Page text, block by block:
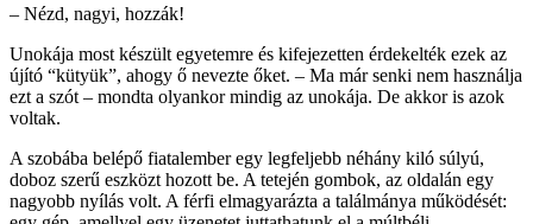
– Nézd, nagyi, hozzák!
Unokája most készült egyetemre és kifejezetten érdekelték ezek az
újító “kütyük”, ahogy ő nevezte őket. – Ma már senki nem használja
ezt a szót – mondta olyankor mindig az unokája. De akkor is azok
voltak.
A szobába belépő fiatalember egy legfeljebb néhány kiló súlyú,
doboz szerű eszközt hozott be. A tetején gombok, az oldalán egy
nagyobb nyílás volt. A férfi elmagyarázta a találmánya működését: